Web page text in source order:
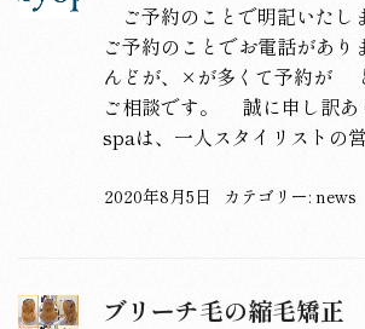
ご予約のことで明記いた
ご予約のことでお電話があ
んどが、×が多くて予約が
ご相談です。 誠に申し訳
spaは、一人スタイリストの
2020年8月5日 カテゴリー:news
ブリーチ毛の縮毛矯正